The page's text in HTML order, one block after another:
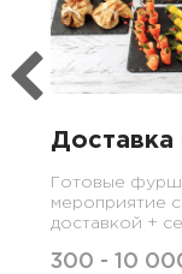
Доставка
Готовые
мероприятие
доставкой +
300 - 10